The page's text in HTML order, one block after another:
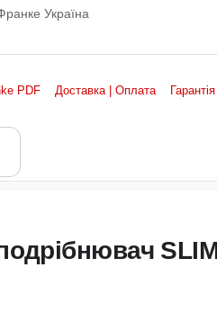
Україна
PDF Доставка | Оплата